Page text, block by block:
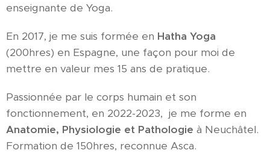
enseignante de Yoga.
En 2017, je me suis formée en Hatha Yoga
(200hres) en Espagne, une façon pour moi de
mettre en valeur mes 15 ans de pratique.
Passionnée par le corps humain et son
fonctionnement, en 2022-2023, je me forme en
Anatomie, Physiologie et Pathologie à Neuchâtel.
Formation de 150hres, reconnue Asca.